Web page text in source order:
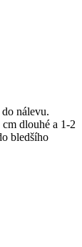
nálevu.
dlouhé a 1-2
bledšího